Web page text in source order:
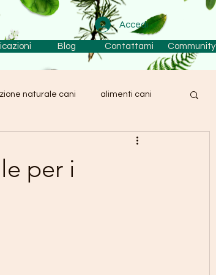
Accedi
Blog Contattami Community
naturale cani alimenti cani
Piante officinali
per i